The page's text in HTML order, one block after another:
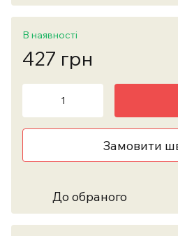
В наявності
427 грн
Замовити
До обраного